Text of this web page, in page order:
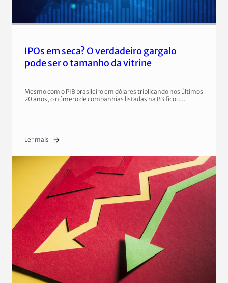
IPOs em seca? O verdadeiro gargalo
pode ser o tamanho da vitrine
Mesmo com o PIB brasileiro em dólares triplicando nos últimos
20 anos, o número de companhias listadas na B3 ficou…
Ler mais